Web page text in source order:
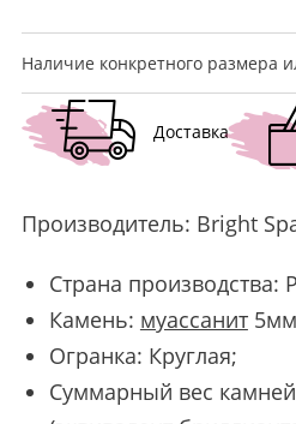
Наличие конкретного размера
Доставка
Производитель: Bright
Страна производства:
Камень: муассанит
Огранка: Круглая;
Суммарный вес